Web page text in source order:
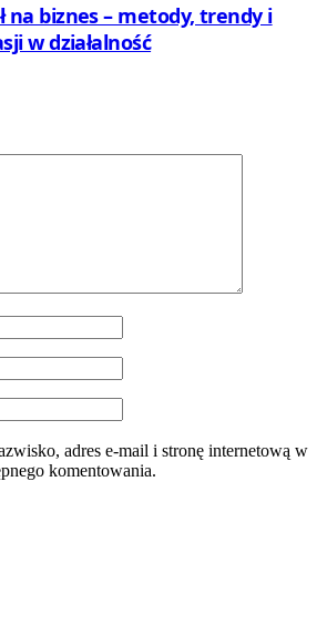
na biznes – metody, trendy i
w działalność
adres e-mail i stronę internetową w
komentowania.